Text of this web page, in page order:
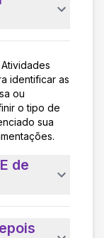
identificar as
ou
o tipo de
sua
de